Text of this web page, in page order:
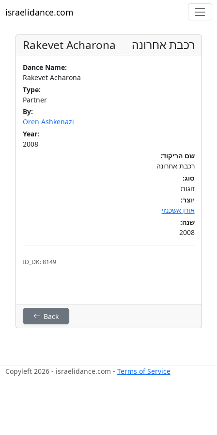
israelidance.com
Rakevet Acharona רכבת אחרונה
Dance Name:
Rakevet Acharona
Type:
Partner
By:
Oren Ashkenazi
Year:
2008
שם הריקוד:
רכבת אחרונה
סוג:
זוגות
יוצר:
אורן אשכנזי
שנה:
2008
ID_DK: 8149
Back
Copyleft 2026 - israelidance.com - Terms of Service